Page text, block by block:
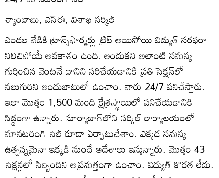
శ్యాంబాబు, ఎస్‌ఈ, విశాఖ సర్కిల్‌
ఎండల వేడికి ట్రాన్స్‌ఫార్మర్లు ట్రిప్‌ అయిపోయి విద్యుత్‌ సరఫరా
నిలిచిపోయే అవకాశం ఉంది. అందుకని అలాంటి సమస్య
గుర్తించిన వెంటనే దానిని సరిచేయడానికి ప్రతి సెక్షన్‌లో
నలుగురిని అందుబాటులో ఉంచాం. వారు 24/7 పనిచేస్తారు.
ఇలా మొత్తం 1,500 మంది క్షేత్రస్థాయిలో పనిచేయడానికి
సిద్ధంగా ఉన్నారు. సూర్యాబాగ్‌లోని సర్కిల్‌ కార్యాలయంలో
మానటరింగ్‌ సెల్‌ కూడా ఏర్పాటుచేశాం. ఎక్కడ సమస్య
ఉత్పన్నమైనా ఇక్కడి నుంచే ఆదేశాలు ఇస్తున్నారు. మొత్తం 43
సెక్షన్లలో సిబ్బందిని అప్రమత్తంగా ఉంచాం. విద్యుత్‌ కొరత లేదు.